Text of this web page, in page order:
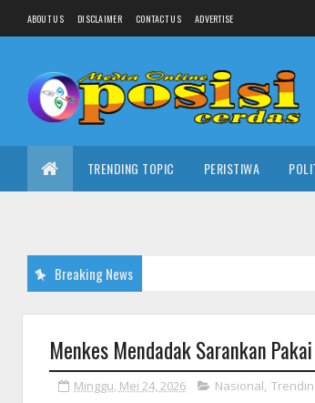
ABOUT US DISCLAIMER CONTACT US ADVERTISE
TRENDING TOPIC PERISTIWA
Breaking News
Menkes Mendadak Sarankan
Minggu, Mei 24, 2026 Nasional,